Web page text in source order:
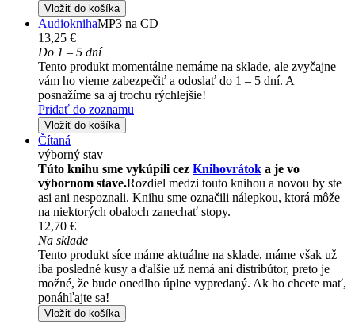
Vložiť do košíka
AudioknihaMP3 na CD
13,25 €
Do 1 – 5 dní
Tento produkt momentálne nemáme na sklade, ale zvyčajne
vám ho vieme zabezpečiť a odoslať do 1 – 5 dní. A
posnažíme sa aj trochu rýchlejšie!
Pridať do zoznamu
Vložiť do košíka
Čítaná
výborný stav
Túto knihu sme vykúpili cez Knihovrátok a je vo
výbornom stave.Rozdiel medzi touto knihou a novou by ste
asi ani nespoznali. Knihu sme označili nálepkou, ktorá môže
na niektorých obaloch zanechať stopy.
12,70 €
Na sklade
Tento produkt síce máme aktuálne na sklade, máme však už
iba posledné kusy a ďalšie už nemá ani distribútor, preto je
možné, že bude onedlho úplne vypredaný. Ak ho chcete mať,
ponáhľajte sa!
Vložiť do košíka